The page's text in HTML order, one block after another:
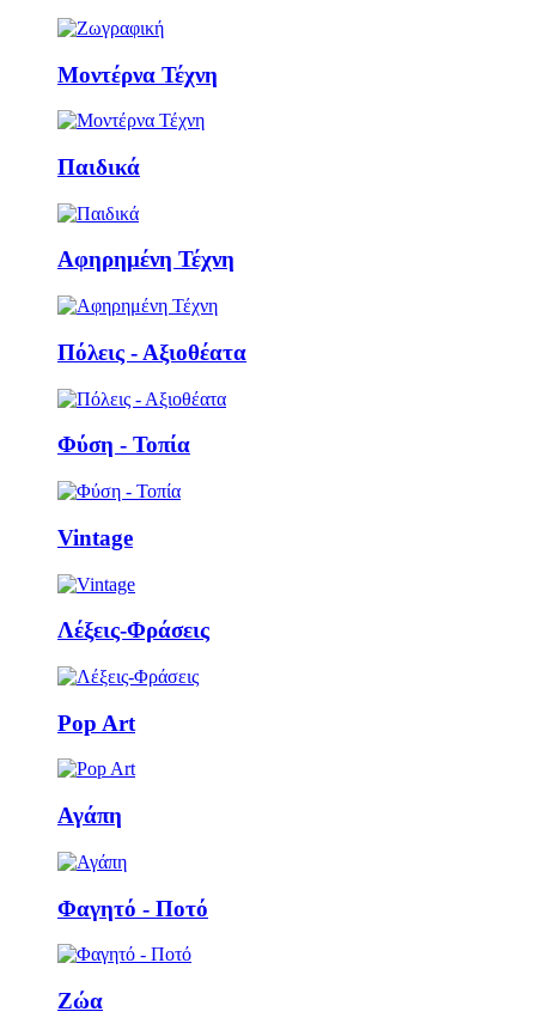
Μοντέρνα Τέχνη
Παιδικά
Αφηρημένη Τέχνη
Πόλεις - Αξιοθέατα
Φύση - Τοπία
Vintage
Λέξεις-Φράσεις
Pop Art
Αγάπη
Φαγητό - Ποτό
Ζώα